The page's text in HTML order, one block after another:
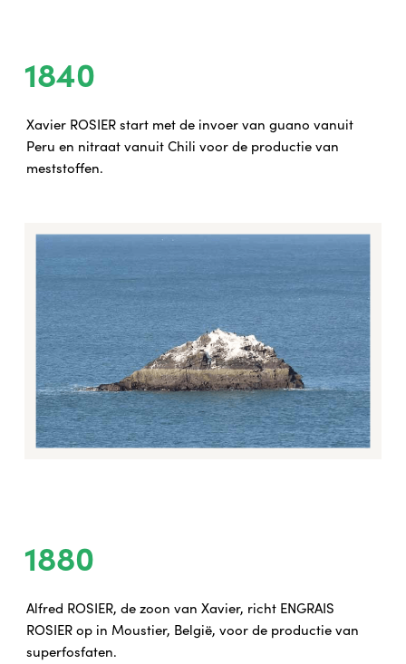
1840
Xavier ROSIER start met de invoer van guano vanuit
Peru en nitraat vanuit Chili voor de productie van
meststoffen.
1880
Alfred ROSIER, de zoon van Xavier, richt ENGRAIS
ROSIER op in Moustier, België, voor de productie van
superfosfaten.